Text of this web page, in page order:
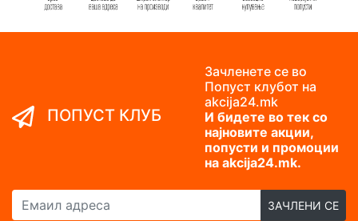
ПОПУСТ КЛУБ
Зачленете се во
Попуст клубот на
akcija24.mk
И бидете во тек со
најновите акции,
попусти и промоции
на akcija24.mk.
Емаил адреса
ЗАЧЛЕНИ СЕ